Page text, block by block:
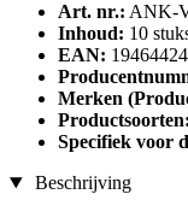
Art. nr.: ANK-
Inhoud: 10
EAN:
Merken
Productsoorten:
Specifiek voor
Beschrijving